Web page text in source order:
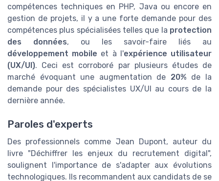
compétences techniques en PHP, Java ou encore en
gestion de projets, il y a une forte demande pour des
compétences plus spécialisées telles que la protection
des données, ou les savoir-faire liés au
développement mobile et à l'expérience utilisateur
(UX/UI). Ceci est corroboré par plusieurs études de
marché évoquant une augmentation de 20% de la
demande pour des spécialistes UX/UI au cours de la
dernière année.
Paroles d'experts
Des professionnels comme Jean Dupont, auteur du
livre "Déchiffrer les enjeux du recrutement digital",
soulignent l'importance de s'adapter aux évolutions
technologiques. Ils recommandent aux candidats de se